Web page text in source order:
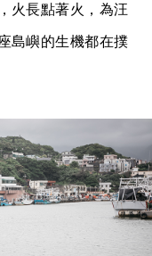
火長點著火，為汪
島嶼的生機都在撲